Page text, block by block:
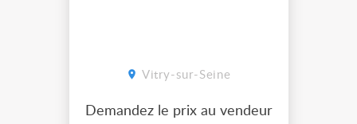
Vitry-sur-Seine
Demandez le prix au vendeur